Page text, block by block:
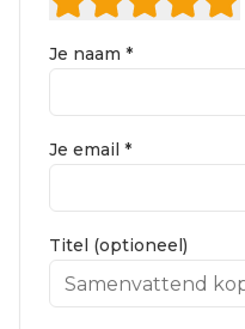
Je naam *
Je email *
Titel (optioneel)